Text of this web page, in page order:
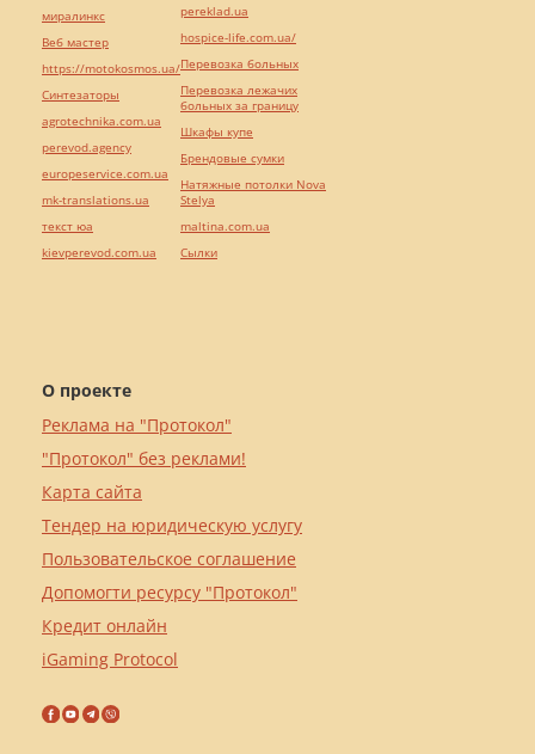
О проекте
Реклама на "Протокол"
"Протокол" без реклами!
Карта сайта
Тендер на юридическую услугу
Пользовательское соглашение
Допомогти ресурсу "Протокол"
Кредит онлайн
iGaming Protocol
миралинкс
Веб мастер
https://motokosmos.ua/
Синтезаторы
agrotechnika.com.ua
perevod.agency
europeservice.com.ua
mk-translations.ua
текст юа
kievperevod.com.ua
pereklad.ua
hospice-life.com.ua/
Перевозка больных
Перевозка лежачих
больных за границу
Шкафы купе
Брендовые сумки
Натяжные потолки Nova
Stelya
maltina.com.ua
Cылки